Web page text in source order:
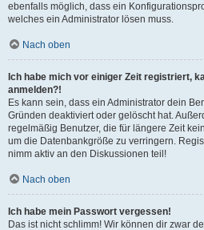
ebenfalls möglich, dass ein
welches ein Administrator lösen muss.
Nach oben
Ich habe mich vor einiger Zeit registriert,
anmelden?!
Es kann sein, dass ein Administrator dein
Gründen deaktiviert oder gelöscht hat.
regelmäßig Benutzer, die für längere Zeit
um die Datenbankgröße zu verringern.
nimm aktiv an den Diskussionen teil!
Nach oben
Ich habe mein Passwort vergessen!
Das ist nicht schlimm! Wir können dir zwar